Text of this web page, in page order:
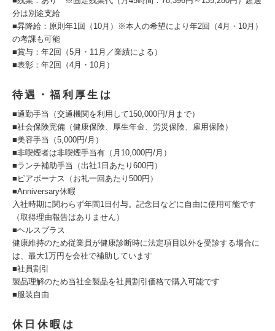
分は別途支給
■昇降給：原則年1回（10月）※本人の希望により年2回（4月・10月）
の考課も可能
■賞与：年2回（5月・11月／業績による）
■表彰：年2回（4月・10月）
待遇・福利厚生は
■通勤手当（交通機関を利用して150,000円/月まで）
■社会保険完備（健康保険、厚生年金、労災保険、雇用保険）
■美容手当（5,000円/月）
■非喫煙者は非喫煙手当有（月10,000円/月）
■ランチ補助手当（出社1日あたり600円）
■ピアボーナス（お礼一回あたり500円）
■Anniversary休暇
入社時期に関わらず年間1日付与。記念日などに自由に使用可能です
（取得理由報告はありません）
■ヘルスプラス
健康維持のため従業員が健康診断時に法定項目以外を受診する場合に
は、最大1万円を会社で補助しています
■社員割引
製品理解のため当社全製品を社員割引価格で購入可能です
■服装自由
休日休暇は